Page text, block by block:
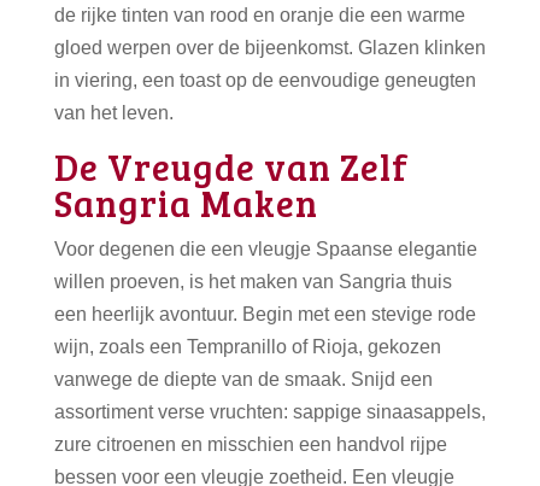
de rijke tinten van rood en oranje die een warme
gloed werpen over de bijeenkomst. Glazen klinken
in viering, een toast op de eenvoudige geneugten
van het leven.
De Vreugde van Zelf
Sangria Maken
Voor degenen die een vleugje Spaanse elegantie
willen proeven, is het maken van Sangria thuis
een heerlijk avontuur. Begin met een stevige rode
wijn, zoals een Tempranillo of Rioja, gekozen
vanwege de diepte van de smaak. Snijd een
assortiment verse vruchten: sappige sinaasappels,
zure citroenen en misschien een handvol rijpe
bessen voor een vleugje zoetheid. Een vleugje